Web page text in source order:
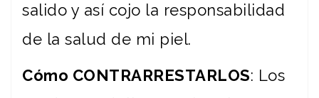
salido y así cojo la responsabilidad
de la salud de mi piel.
Cómo CONTRARRESTARLOS: Los